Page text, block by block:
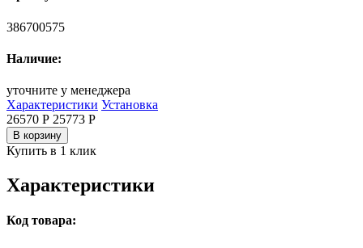
386700575
Наличие:
уточните у менеджера
Характеристики Установка
26570 Р 25773 Р
В корзину
Купить в 1 клик
Характеристики
Код товара: